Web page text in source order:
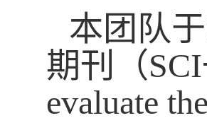
本团队
期刊（
evaluate